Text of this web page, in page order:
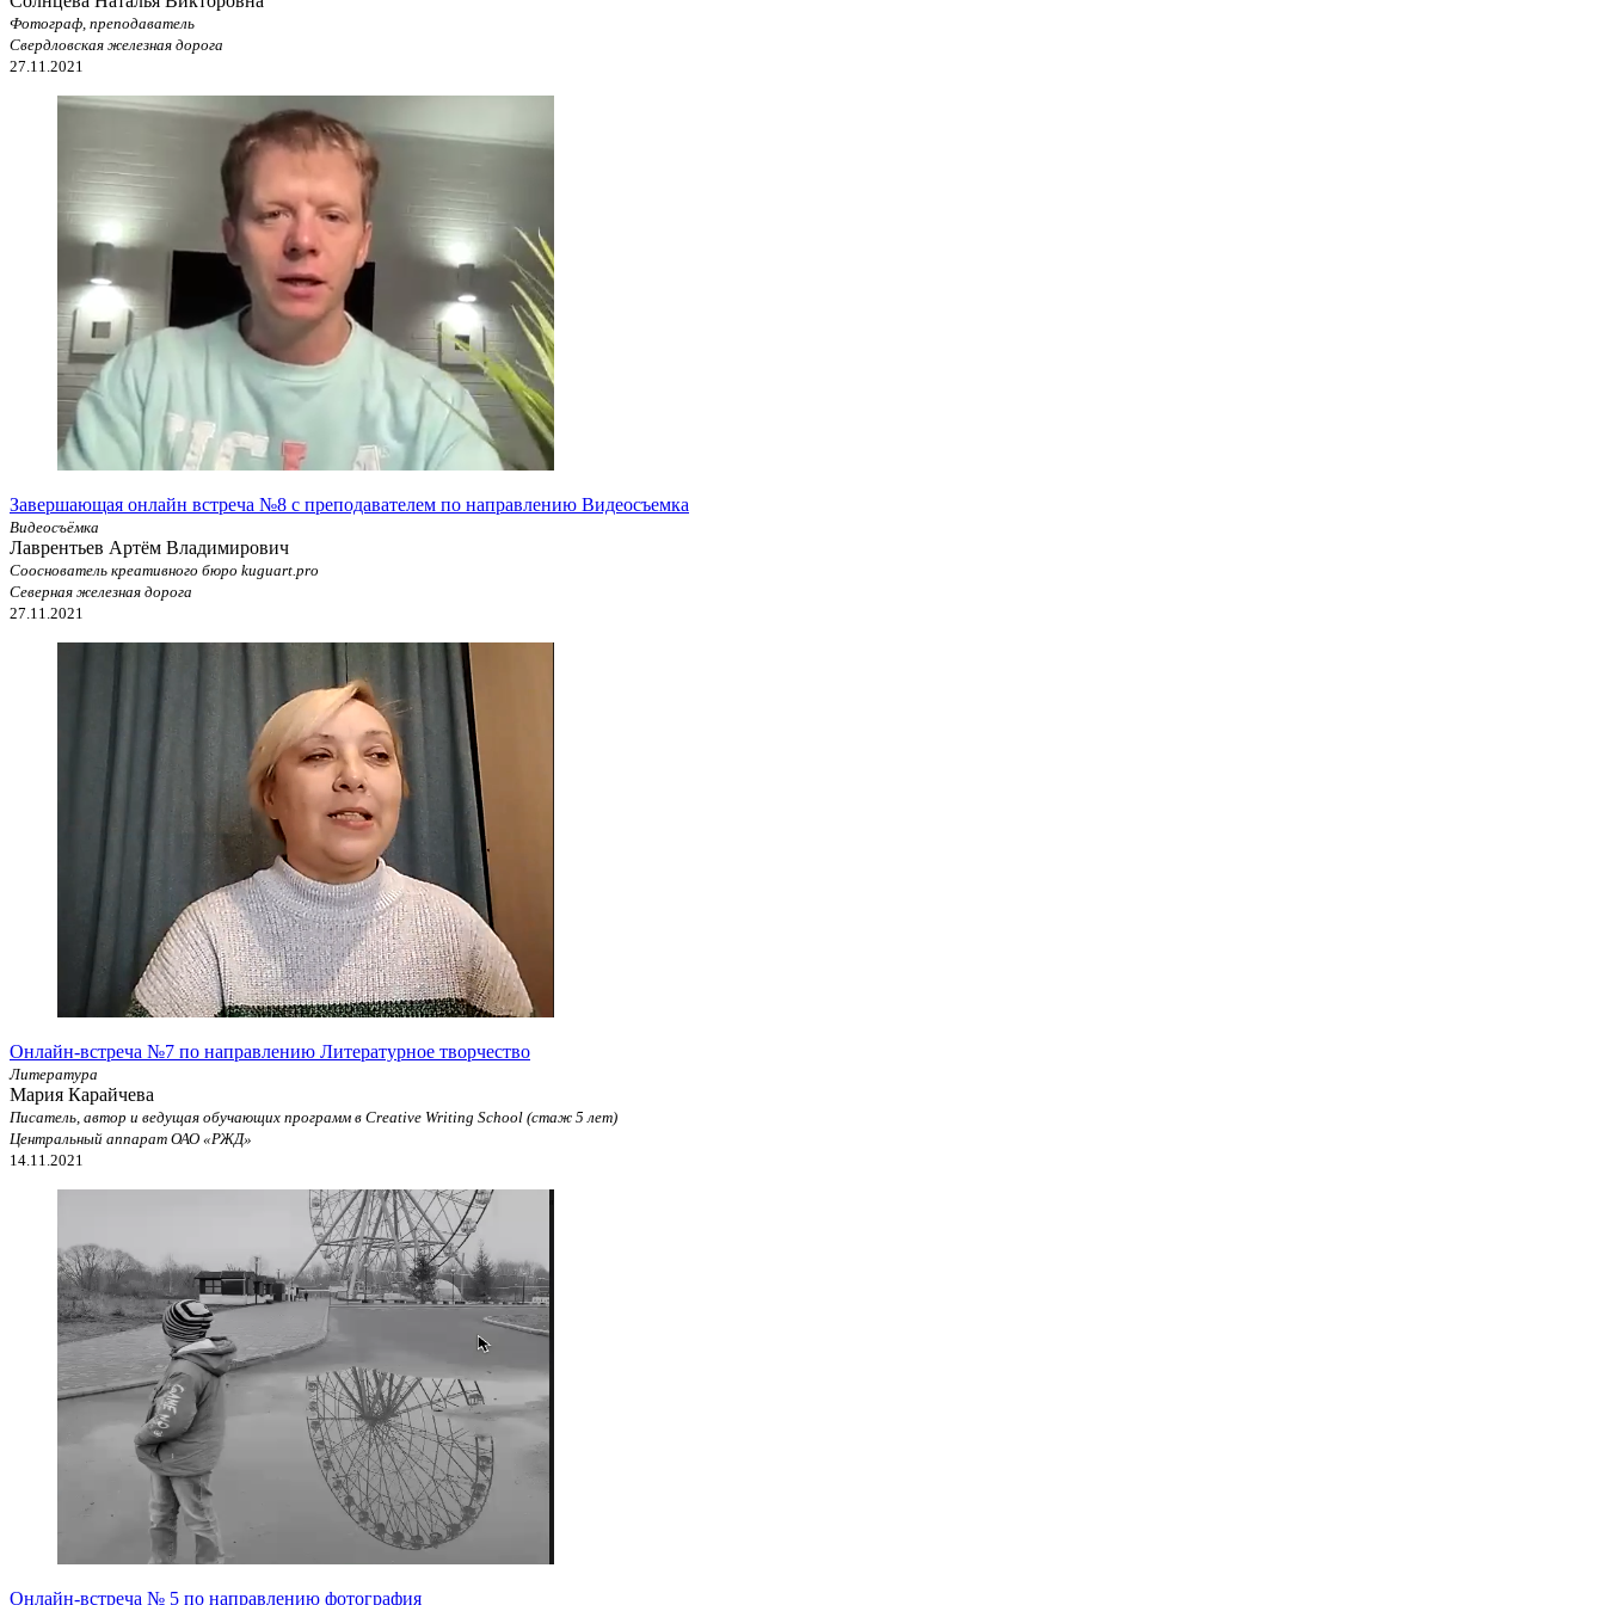
Фотограф, преподаватель
Свердловская железная дорога
27.11.2021
Завершающая онлайн встреча №8 с преподавателем по направлению Видеосъемка
Видеосъёмка
Лаврентьев Артём Владимирович
Сооснователь креативного бюро kuguart.pro
Северная железная дорога
27.11.2021
Онлайн-встреча №7 по направлению Литературное творчество
Литература
Мария Карайчева
Писатель, автор и ведущая обучающих программ в Creative Writing School (стаж 5 лет)
Центральный аппарат ОАО «РЖД»
14.11.2021
Онлайн-встреча № 5 по направлению фотография